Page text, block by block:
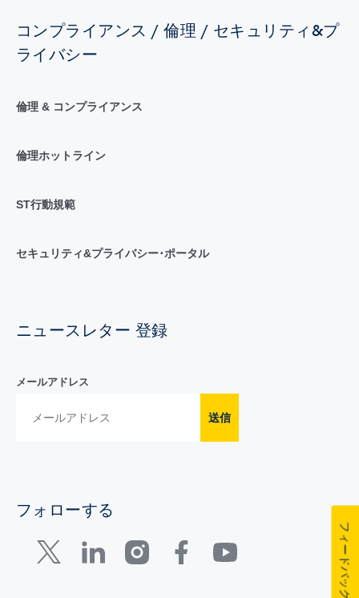
コンプライアンス / 倫理 / セキュリティ&プ
ライバシー
倫理 & コンプライアンス
倫理ホットライン
ST行動規範
セキュリティ&プライバシー･ポータル
ニュースレター 登録
メールアドレス
送信
フォローする
フィードバック